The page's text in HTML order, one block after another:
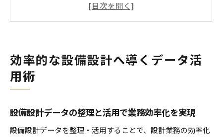
設計プロセスを支える設備設計データの重要性
設備設計の手順とデータ連携による品質向上策
最新の設備設計事例に学ぶデータ活用のコツ
設備設計に役立つ基準とデータの最新動向
設備設計データと建築設備設計基準の連携方法
設備設計で押さえたい基準改訂のポイント
効率的な設備設計へ導くデータ活
用術
設備設計データの整理と活用で業務効率化を実現
設備設計データを整理・活用することで、設計業務の効率化